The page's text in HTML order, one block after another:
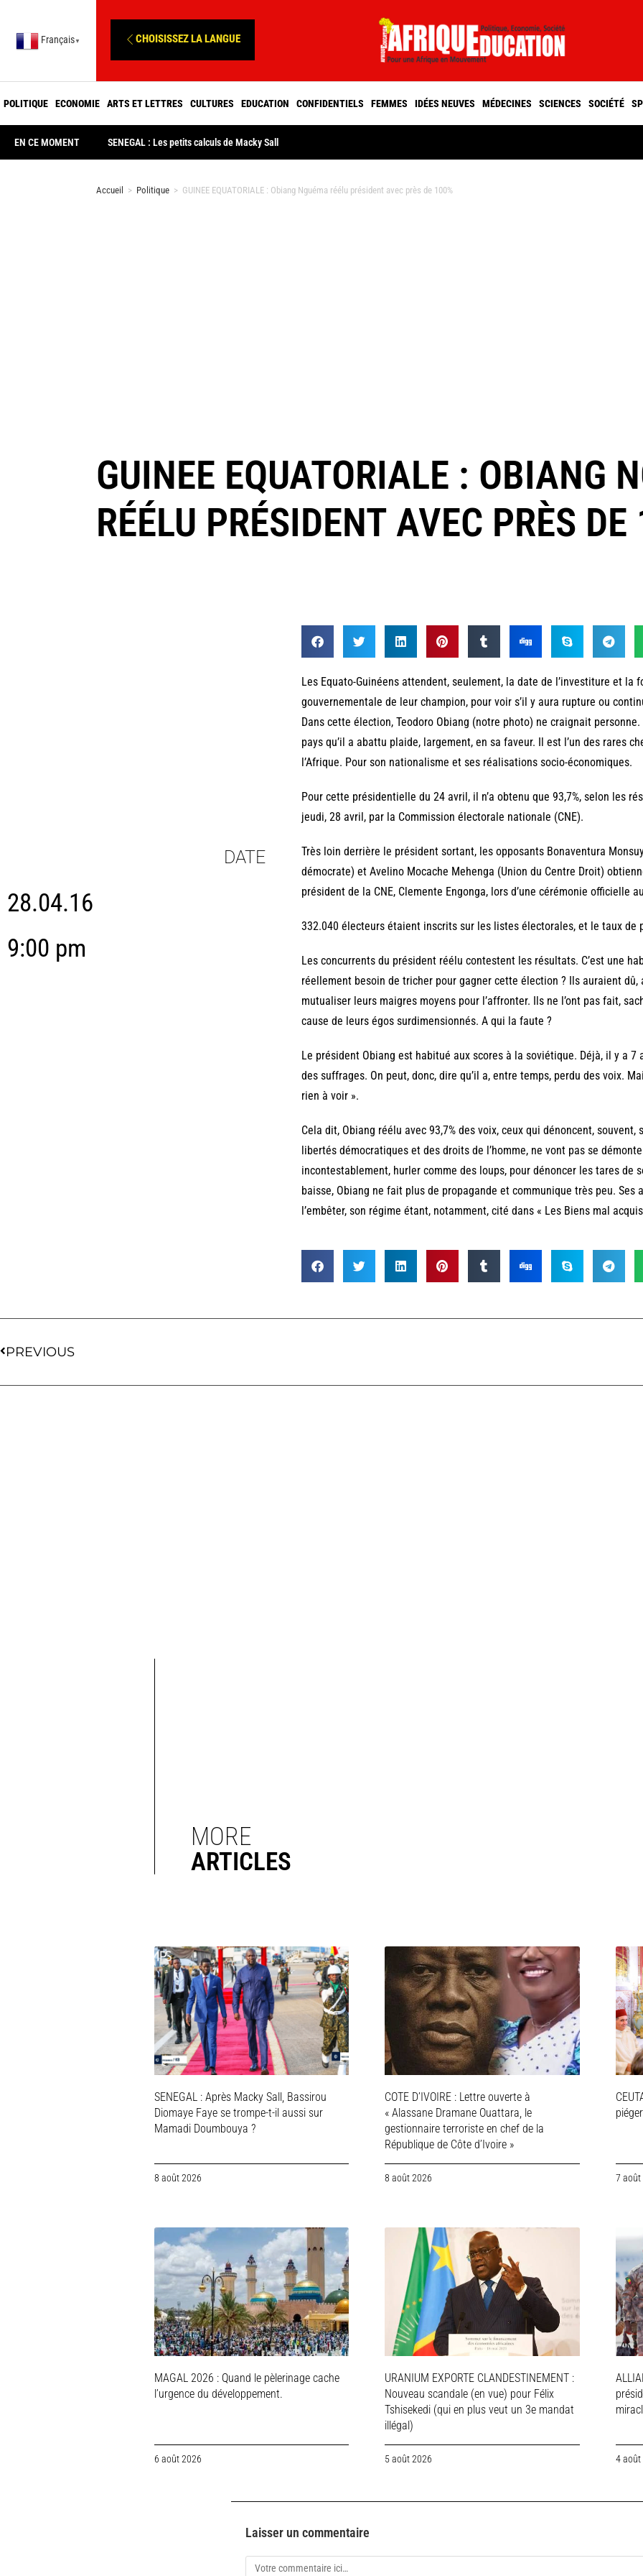
Français ▼ CHOISISSEZ LA LANGUE
POLITIQUE ECONOMIE ARTS ET LETTRES CULTURES EDUCATION CONFIDENTIELS FEMMES IDÉES NEUVES MÉDECINES SCIENCES SOCIÉTÉ
EN CE MOMENT SENEGAL : Les petits calculs de Macky Sall
Accueil > Politique > GUINEE EQUATORIALE : Obiang Nguéma réélu président avec près de 100%
GUINEE EQUATORIALE : OBIANG
RÉÉLU PRÉSIDENT AVEC PRÈS
DATE
28.04.16
9:00 pm
Les Equato-Guinéens attendent, seulement, la date de l’investiture et la
gouvernementale de leur champion, pour voir s’il y aura rupture ou
Dans cette élection, Teodoro Obiang (notre photo) ne craignait
pays qu’il a abattu plaide, largement, en sa faveur. Il est l’un des rares
l’Afrique. Pour son nationalisme et ses réalisations socio-économiques.
Pour cette présidentielle du 24 avril, il n’a obtenu que 93,7%, selon les
jeudi, 28 avril, par la Commission électorale nationale (CNE).
Très loin derrière le président sortant, les opposants Bonaventura
démocrate) et Avelino Mocache Mehenga (Union du Centre Droit)
président de la CNE, Clemente Engonga, lors d’une cérémonie officielle
332.040 électeurs étaient inscrits sur les listes électorales, et le taux de
Les concurrents du président réélu contestent les résultats. C’est une
réellement besoin de tricher pour gagner cette élection ? Ils auraient
mutualiser leurs maigres moyens pour l’affronter. Ils ne l’ont pas fait,
cause de leurs égos surdimensionnés. A qui la faute ?
Le président Obiang est habitué aux scores à la soviétique. Déjà, il y a 7
des suffrages. On peut, donc, dire qu’il a, entre temps, perdu des voix.
rien à voir ».
Cela dit, Obiang réélu avec 93,7% des voix, ceux qui dénoncent,
libertés démocratiques et des droits de l’homme, ne vont pas se
incontestablement, hurler comme des loups, pour dénoncer les tares de
baisse, Obiang ne fait plus de propagande et communique très peu. Ses
l’embêter, son régime étant, notamment, cité dans « Les Biens mal
PREVIOUS
MORE
ARTICLES
SENEGAL : Après Macky Sall, Bassirou
Diomaye Faye se trompe-t-il aussi sur
Mamadi Doumbouya ?
8 août 2026
COTE D’IVOIRE : Lettre ouverte à
« Alassane Dramane Ouattara, le
gestionnaire terroriste en chef de la
République de Côte d’Ivoire »
8 août 2026 7 août
MAGAL 2026 : Quand le pèlerinage cache
l’urgence du développement.
6 août 2026
URANIUM EXPORTE CLANDESTINEMENT :
Nouveau scandale (en vue) pour Félix
Tshisekedi (qui en plus veut un 3e mandat
illégal)
5 août 2026 4 août
Laisser un commentaire